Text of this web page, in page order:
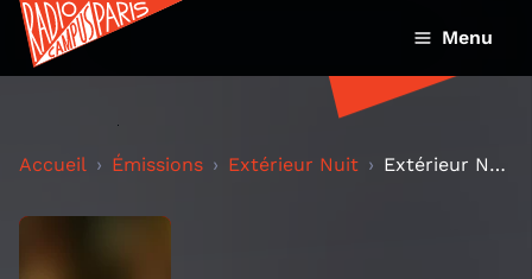
Menu
Accueil Émissions Extérieur Nuit Extérieur Nuit // trône de fer ou loi de la jungle...